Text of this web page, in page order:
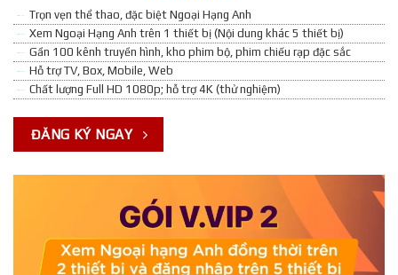
Trọn vẹn thể thao, đặc biệt Ngoại Hạng Anh
Xem Ngoại Hạng Anh trên 1 thiết bị (Nội dung khác 5 thiết bị)
Gần 100 kênh truyền hình, kho phim bộ, phim chiếu rạp đặc sắc
Hỗ trợ TV, Box, Mobile, Web
Chất lượng Full HD 1080p; hỗ trợ 4K (thử nghiệm)
ĐĂNG KÝ NGAY